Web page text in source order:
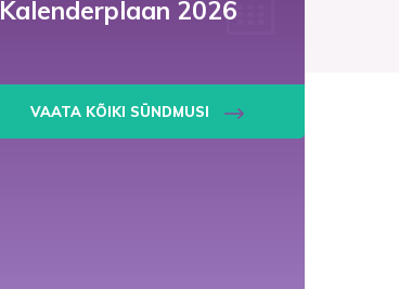
Kalenderplaan 2026
VAATA KÕIKI SÜNDMUSI